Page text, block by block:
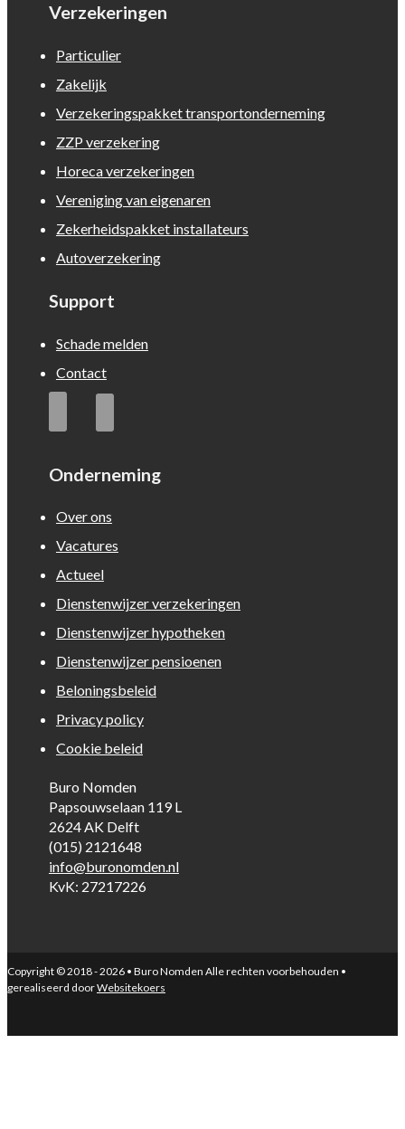
Verzekeringen
Particulier
Zakelijk
Verzekeringspakket transportonderneming
ZZP verzekering
Horeca verzekeringen
Vereniging van eigenaren
Zekerheidspakket installateurs
Autoverzekering
Support
Schade melden
Contact
Onderneming
Over ons
Vacatures
Actueel
Dienstenwijzer verzekeringen
Dienstenwijzer hypotheken
Dienstenwijzer pensioenen
Beloningsbeleid
Privacy policy
Cookie beleid
Buro Nomden
Papsouwselaan 119 L
2624 AK Delft
(015) 2121648
info@buronomden.nl
KvK: 27217226
Copyright © 2018 - 2026 • Buro Nomden Alle rechten voorbehouden •
gerealiseerd doorWebsitekoers